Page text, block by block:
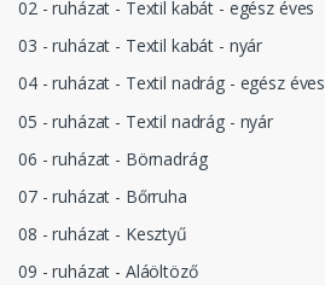
02 - ruházat - Textil kabát - egész éves
03 - ruházat - Textil kabát - nyár
04 - ruházat - Textil nadrág - egész éves
05 - ruházat - Textil nadrág - nyár
06 - ruházat - Börnadrág
07 - ruházat - Bőrruha
08 - ruházat - Kesztyű
09 - ruházat - Aláöltöző